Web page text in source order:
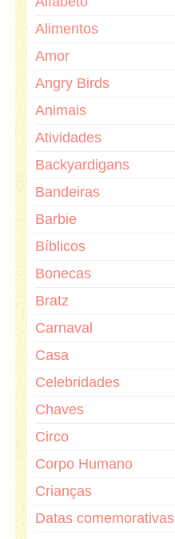
Alimentos
Amor
Angry Birds
Animais
Atividades
Backyardigans
Bandeiras
Barbie
Bíblicos
Bonecas
Bratz
Carnaval
Casa
Celebridades
Chaves
Circo
Corpo Humano
Crianças
Datas comemorativas